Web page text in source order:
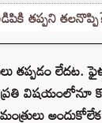
తప్పని
తప్పడం లేదట.
విషయంలోనూ